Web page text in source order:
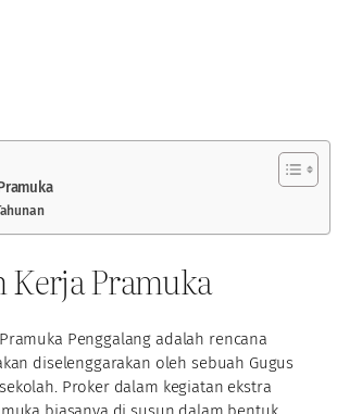
Kerja Pramuka
Penggalang adalah rencana
diselenggarakan oleh sebuah Gugus
Proker dalam kegiatan ekstra